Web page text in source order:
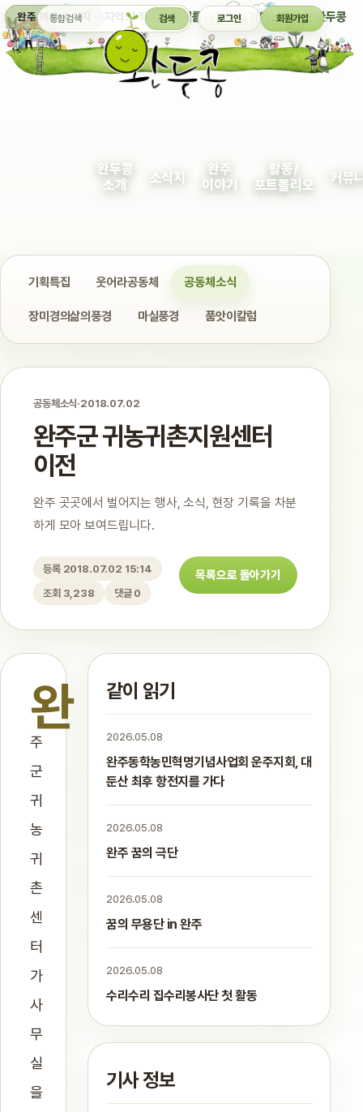
완주 마을 소식지 지역의 작은 이야기를 다정하게 엮어 보여주는 완두콩
통합검색 검색 로그인 회원가입
완두콩
소개
소식지
완주
이야기
활동/
포트폴리오
커뮤
기획특집 웃어라공동체 공동체소식
장미경의삶의풍경 마실풍경 품앗이칼럼
공동체소식·2018.07.02
완주군 귀농귀촌지원센터
이전
완주 곳곳에서 벌어지는 행사, 소식, 현장 기록을 차분
하게 모아 보여드립니다.
등록 2018.07.02 15:14
조회 3,238
댓글 0
목록으로 돌아가기
완
주
군
귀
농
귀
촌
센
터
가
사
무
실
을
같이 읽기
2026.05.08
완주동학농민혁명기념사업회 운주지회, 대
둔산 최후 항전지를 가다
2026.05.08
완주 꿈의 극단
2026.05.08
꿈의 무용단 in 완주
2026.05.08
수리수리 집수리봉사단 첫 활동
기사 정보